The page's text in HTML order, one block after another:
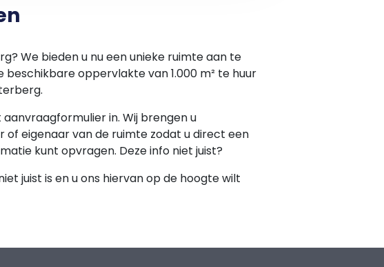
We bieden u nu een unieke ruimte aan te
oppervlakte van 1.000 m² te huur
in. Wij brengen u
eigenaar van de ruimte zodat u direct een
kunt opvragen. Deze info niet juist?
juist is en u ons hiervan op de hoogte wilt